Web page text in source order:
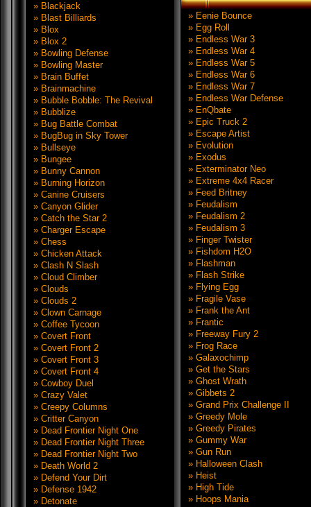
» Blackjack
» Blast Billiards
» Blox
» Blox 2
» Bowling Defense
» Bowling Master
» Brain Buffet
» Brainmachine
» Bubble Bobble: The Revival
» Bubblize
» Bug Battle Combat
» BugBug in Sky Tower
» Bullseye
» Bungee
» Bunny Cannon
» Burning Horizon
» Canine Cruisers
» Canyon Glider
» Catch the Star 2
» Charger Escape
» Chess
» Chicken Attack
» Clash N Slash
» Cloud Climber
» Clouds
» Clouds 2
» Clown Carnage
» Coffee Tycoon
» Covert Front
» Covert Front 2
» Covert Front 3
» Covert Front 4
» Cowboy Duel
» Crazy Valet
» Creepy Columns
» Critter Canyon
» Dead Frontier Night One
» Dead Frontier Night Three
» Dead Frontier Night Two
» Death World 2
» Defend Your Dirt
» Defense 1942
» Detonate
» Eenie Bounce
» Egg Roll
» Endless War 3
» Endless War 4
» Endless War 5
» Endless War 6
» Endless War 7
» Endless War Defense
» EnQbate
» Epic Truck 2
» Escape Artist
» Evolution
» Exodus
» Exterminator Neo
» Extreme 4x4 Racer
» Feed Britney
» Feudalism
» Feudalism 2
» Feudalism 3
» Finger Twister
» Fishdom H2O
» Flashman
» Flash Strike
» Flying Egg
» Fragile Vase
» Frank the Ant
» Frantic
» Freeway Fury 2
» Frog Race
» Galaxochimp
» Get the Stars
» Ghost Wrath
» Gibbets 2
» Grand Prix Challenge II
» Greedy Mole
» Greedy Pirates
» Gummy War
» Gun Run
» Halloween Clash
» Heist
» High Tide
» Hoops Mania